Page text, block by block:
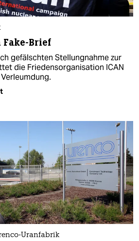
Brief
gefälschten Stellungnahme zur
die Friedensorganisation ICAN
Uranfabrik